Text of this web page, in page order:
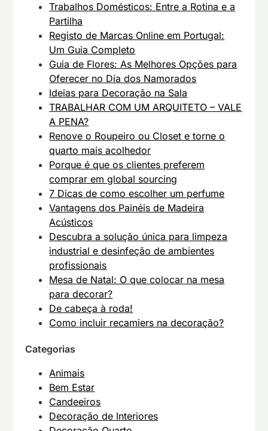
Trabalhos Domésticos: Entre a Rotina e a
Partilha
Registo de Marcas Online em Portugal:
Um Guia Completo
Guia de Flores: As Melhores Opções para
Oferecer no Dia dos Namorados
Ideias para Decoração na Sala
TRABALHAR COM UM ARQUITETO – VALE
A PENA?
Renove o Roupeiro ou Closet e torne o
quarto mais acolhedor
Porque é que os clientes preferem
comprar em global sourcing
7 Dicas de como escolher um perfume
Vantagens dos Painéis de Madeira
Acústicos
Descubra a solução única para limpeza
industrial e desinfeção de ambientes
profissionais
Mesa de Natal: O que colocar na mesa
para decorar?
De cabeça à roda!
Como incluir recamiers na decoração?
Categorias
Animais
Bem Estar
Candeeiros
Decoração de Interiores